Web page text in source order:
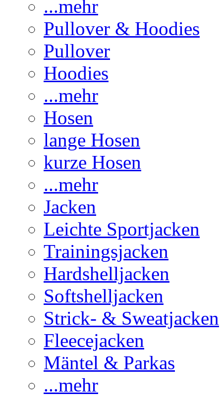
...mehr
Pullover & Hoodies
Pullover
Hoodies
...mehr
Hosen
lange Hosen
kurze Hosen
...mehr
Jacken
Leichte Sportjacken
Trainingsjacken
Hardshelljacken
Softshelljacken
Strick- & Sweatjacken
Fleecejacken
Mäntel & Parkas
...mehr